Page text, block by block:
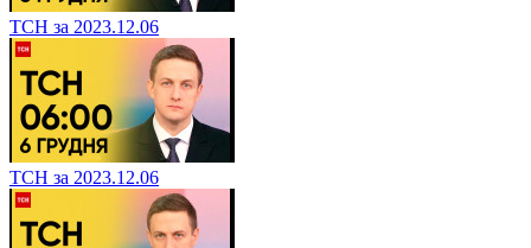
ТСН за 2023.12.06
ТСН за 2023.12.06